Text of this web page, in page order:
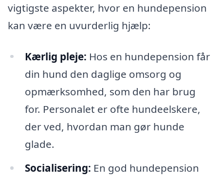
vigtigste aspekter, hvor en hundepension
kan være en uvurderlig hjælp:
Kærlig pleje: Hos en hundepension får
din hund den daglige omsorg og
opmærksomhed, som den har brug
for. Personalet er ofte hundeelskere,
der ved, hvordan man gør hunde
glade.
Socialisering: En god hundepension